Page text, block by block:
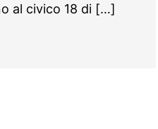
al civico 18 di […]